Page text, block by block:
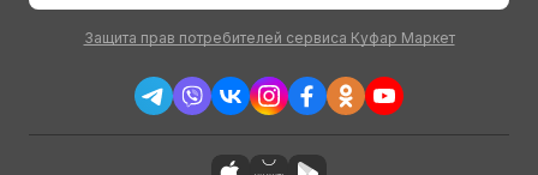
Защита прав потребителей сервиса Куфар Маркет